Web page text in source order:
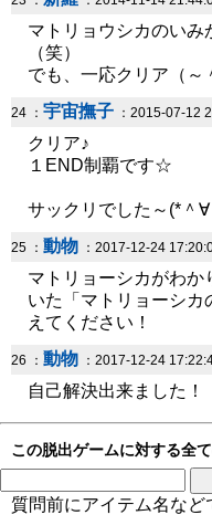
マトリョウシカのいみ
（笑）
でも、一応クリア（～
24 ： 宇宙撫子 ：2015-07-12
クリア♪
１END制覇です☆
サックリでした～(*＾
25 ： 動物 ：2017-12-24
マトリョーシカがわ
いた「マトリョーシカ
えてください！
26 ： 動物 ：2017-12-24
自己解決出来ました！
この脱出ゲームに対する全
質問前にアイテム名など